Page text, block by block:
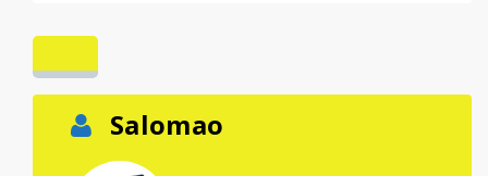
Salomao